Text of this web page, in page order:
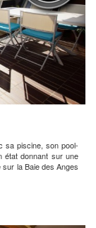
sa piscine, son pool-
état donnant sur une
la Baie des Anges